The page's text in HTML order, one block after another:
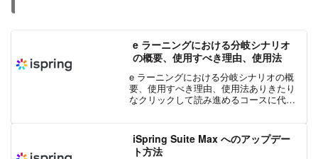
e ラーニングにおける分岐シナリオ
の概要、使用すべき理由、使用法
e ラーニングにおける分岐シナリオの概
要、使用すべき理由、使用法ありきたり
なクリックして読み進めるコースに代わ
者が意思決定を行い、選択に応じて結果
を表示できます。分岐シ...
iSpring Suite Max へのアップデー
ト方法